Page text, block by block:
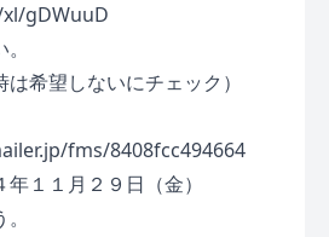
gDWuuD
は希望しないにチェック）
fms/8408fcc494664
１１月２９日（金）